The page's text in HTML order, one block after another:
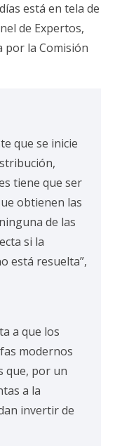
está en tela de
de Expertos,
por la Comisión
que se inicie
tiene que ser
obtienen las
de las
si la
está resuelta”,
a que los
modernos
que, por un
a la
invertir de